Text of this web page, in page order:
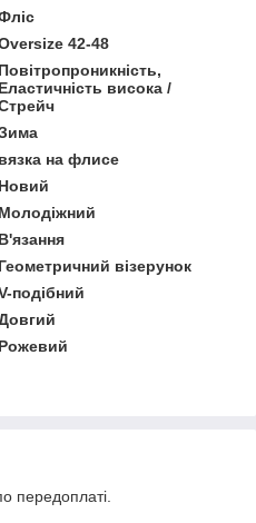
42-48
Повітропроникність,
Еластичність висока /
вязка на флисе
Новий
Молодіжний
В'язання
Геометричний візерунок
подібний
Рожевий
передоплаті.